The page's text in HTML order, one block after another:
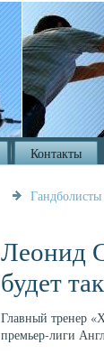
Контакты
Леонид
будет
Главный тренер
премьер-лиги